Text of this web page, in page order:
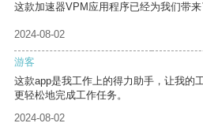
这款加速器VPM应用程序已经为我们带来
2024-08-02
游客
这款app是我工作上的得力助手，让我的
更轻松地完成工作任务。
2024-08-02